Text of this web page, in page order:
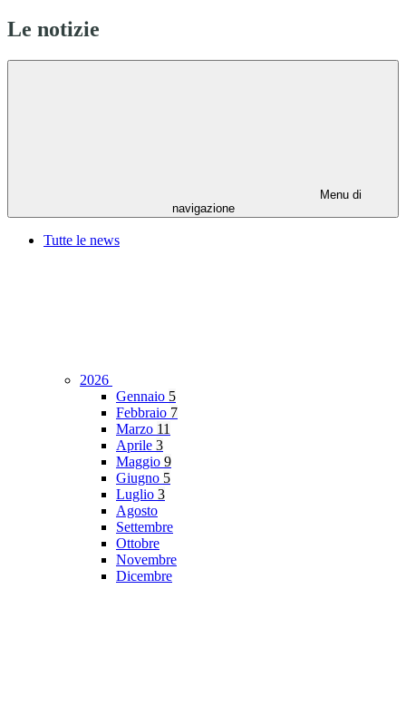
Le notizie
Menu di
navigazione
Tutte le news
2026
Gennaio 5
Febbraio 7
Marzo 11
Aprile 3
Maggio 9
Giugno 5
Luglio 3
Agosto
Settembre
Ottobre
Novembre
Dicembre